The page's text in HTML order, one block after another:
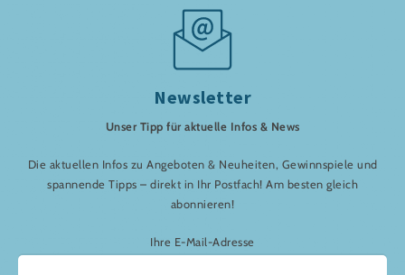
Newsletter
Unser Tipp für aktuelle Infos & News
Die aktuellen Infos zu Angeboten & Neuheiten, Gewinnspiele und
spannende Tipps – direkt in Ihr Postfach! Am besten gleich
abonnieren!
Ihre E-Mail-Adresse